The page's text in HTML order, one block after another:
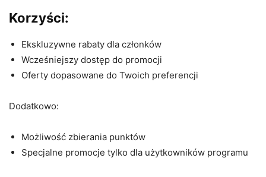
Korzyści:
Ekskluzywne rabaty dla członków
Wcześniejszy dostęp do promocji
Oferty dopasowane do Twoich preferencji
Dodatkowo:
Możliwość zbierania punktów
Specjalne promocje tylko dla użytkowników programu